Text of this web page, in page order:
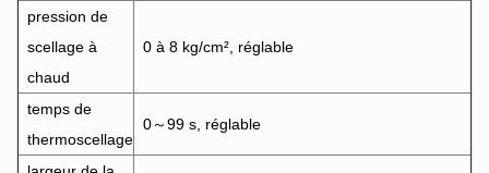
pression de
scellage à
chaud
0 à 8 kg/cm², réglable
temps de
thermoscellage
0～99 s, réglable